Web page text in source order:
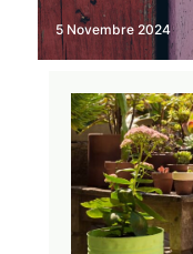
5 Novembre 2024